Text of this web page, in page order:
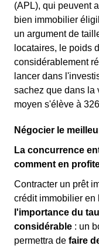
(APL), qui peuvent
bien immobilier
un argument de
locataires, le poids
considérablement
lancer dans
sachez que dans la
moyen s'élève à
Négocier le
La concurrence
comment en
Contracter un prêt
crédit immobilier en
l'importance du
considérable : un
permettra de faire